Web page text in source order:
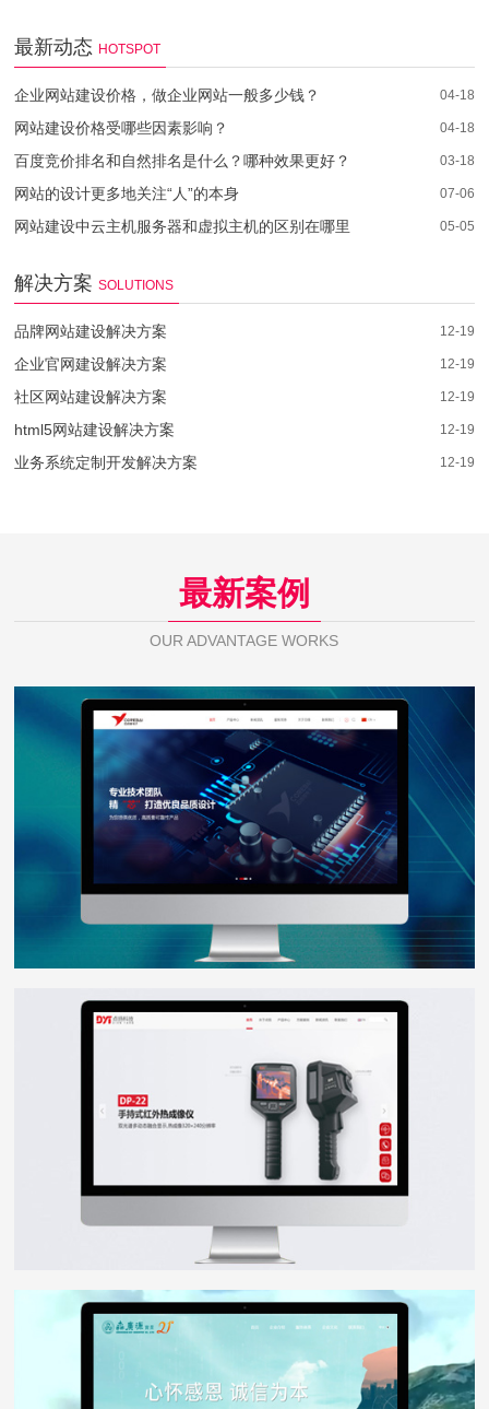
最新动态 HOTSPOT
企业网站建设价格，做企业网站一般多少钱？ 04-18
网站建设价格受哪些因素影响？ 04-18
百度竞价排名和自然排名是什么？哪种效果更好？ 03-18
网站的设计更多地关注“人”的本身 07-06
网站建设中云主机服务器和虚拟主机的区别在哪里 05-05
解决方案 SOLUTIONS
品牌网站建设解决方案 12-19
企业官网建设解决方案 12-19
社区网站建设解决方案 12-19
html5网站建设解决方案 12-19
业务系统定制开发解决方案 12-19
最新案例
OUR ADVANTAGE WORKS
芯佰微电子
点扬科技
WEB DESIGN
WEB DESIGN